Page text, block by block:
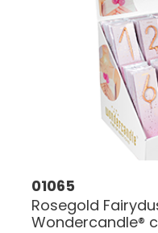
01065
Rosegold
Wondercandle®